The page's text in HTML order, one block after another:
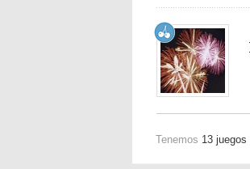
Tenemos 13 juegos